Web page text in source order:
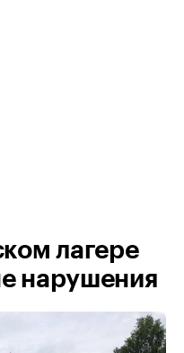
лагере
нарушения